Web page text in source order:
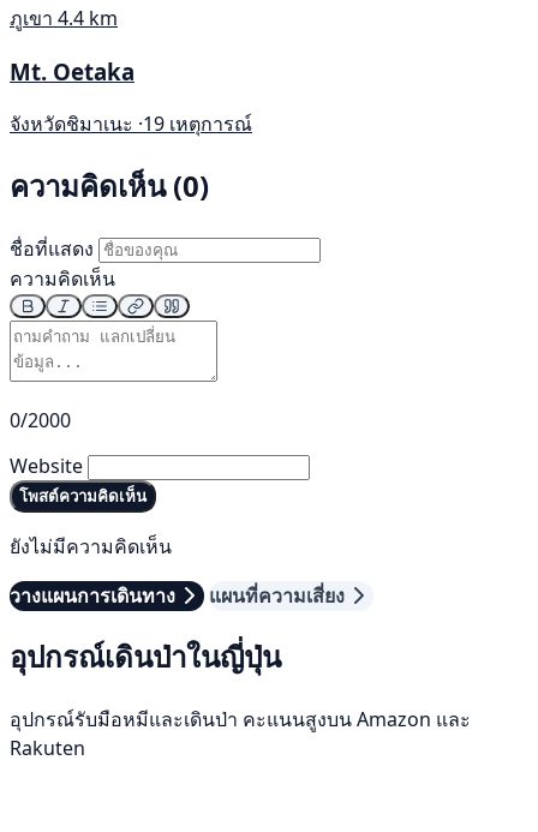
ภูเขา 4.4 km
Mt. Oetaka
จังหวัดชิมาเนะ ·19 เหตุการณ์
ความคิดเห็น (0)
ชื่อที่แสดง
ความคิดเห็น
0/2000
Website
โพสต์ความคิดเห็น
ยังไม่มีความคิดเห็น
วางแผนการเดินทาง
แผนที่ความเสี่ยง
อุปกรณ์เดินป่าในญี่ปุ่น
อุปกรณ์รับมือหมีและเดินป่า คะแนนสูงบน Amazon และ
Rakuten